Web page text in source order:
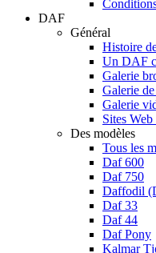
DAF
Général
Histoire
Un DAF
Galerie
Galerie
Galerie
Sites
Des modèles
Tous les
Daf 600
Daf 750
Daffodil
Daf 33
Daf 44
Daf Pony
Kalmar